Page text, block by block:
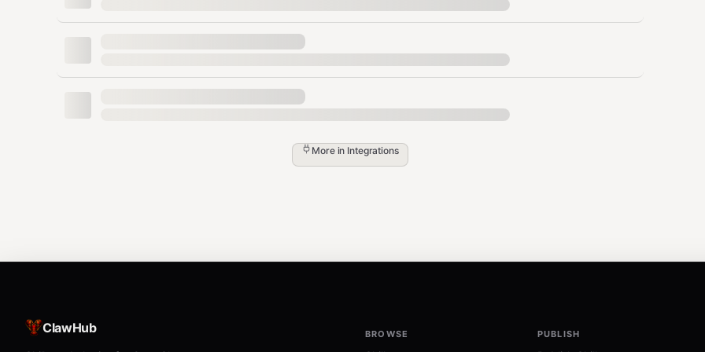
# 进入技能目录（本仓库 patents/patent-search）
# 运行安装脚本
# 2. 设置文件权限
cp config.example.json config.json
More in Integrations
ClawHub BROWSE PUBLISH